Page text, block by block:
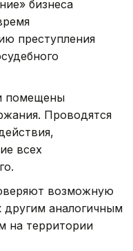
бизнеса
преступления
помещены
Проводятся
всех
возможную
другим аналогичным
на территории